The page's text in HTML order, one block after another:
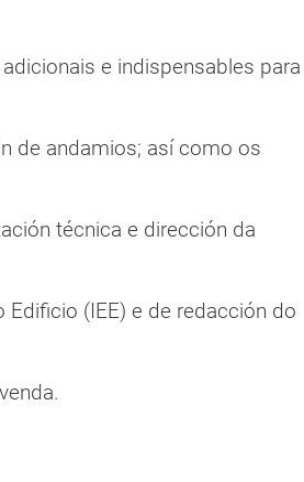
e indispensables para
de andamios; así como os
técnica e dirección da
(IEE) e de redacción do